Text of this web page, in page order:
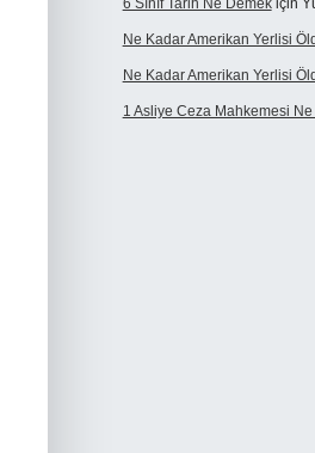
6 Sınıf Tarih Ne Demekiçin
Ne Kadar Amerikan Yerlisi
Ne Kadar Amerikan Yerlisi
1 Asliye Ceza Mahkemesi